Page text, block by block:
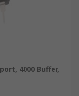
4000 Buffer,